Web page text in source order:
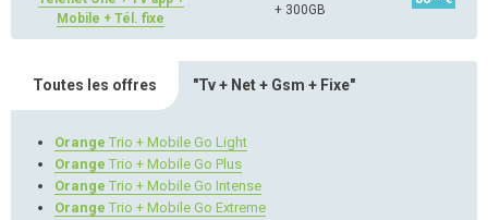
Mobile + Tél. fixe
+ 300GB
Toutes les offres "Tv + Net + Gsm + Fixe"
Orange Trio + Mobile Go Light
Orange Trio + Mobile Go Plus
Orange Trio + Mobile Go Intense
Orange Trio + Mobile Go Extreme